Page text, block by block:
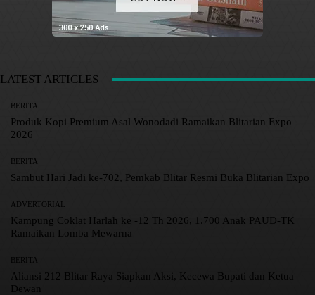
LATEST ARTICLES
BERITA
Produk Kopi Premium Asal Wonodadi Ramaikan Blitarian Expo
2026
BERITA
Sambut Hari Jadi ke-702, Pemkab Blitar Resmi Buka Blitarian Expo
ADVERTORIAL
Kampung Coklat Harlah ke -12 Th 2026, 1.700 Anak PAUD-TK
Ramaikan Lomba Mewarna
BERITA
Aliansi 212 Blitar Raya Siapkan Aksi, Kecewa Bupati dan Ketua
Dewan